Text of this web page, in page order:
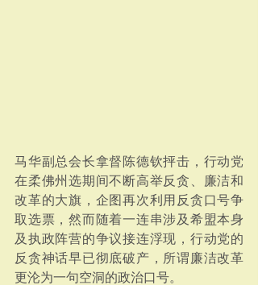
马华副总会长拿督陈德钦抨击，行动党
在柔佛州选期间不断高举反贪、廉洁和
改革的大旗，企图再次利用反贪口号争
取选票，然而随着一连串涉及希盟本身
及执政阵营的争议接连浮现，行动党的
反贪神话早已彻底破产，所谓廉洁改革
更沦为一句空洞的政治口号。